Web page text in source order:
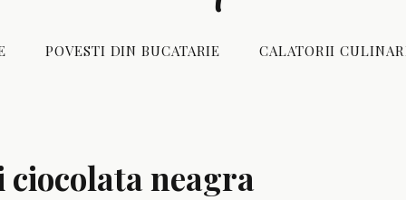
POVESTI DIN BUCATARIE CALATORII
ciocolataneagra